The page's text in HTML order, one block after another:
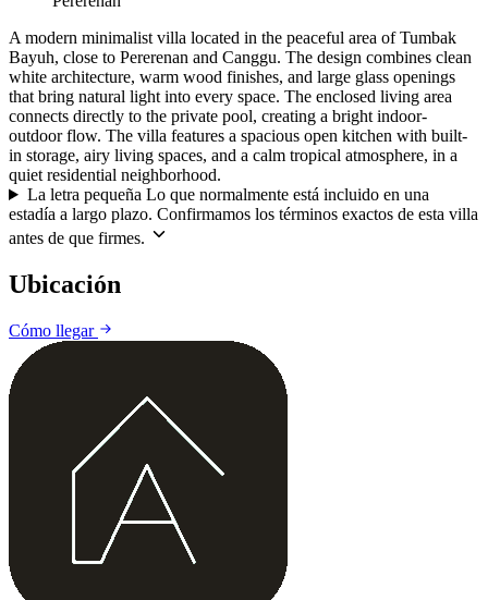
A modern minimalist villa located in the peaceful area of Tumbak
Bayuh, close to Pererenan and Canggu. The design combines clean
white architecture, warm wood finishes, and large glass openings
that bring natural light into every space. The enclosed living area
connects directly to the private pool, creating a bright indoor-
outdoor flow. The villa features a spacious open kitchen with built-
in storage, airy living spaces, and a calm tropical atmosphere, in a
quiet residential neighborhood.
La letra pequeña Lo que normalmente está incluido en una
estadía a largo plazo. Confirmamos los términos exactos de esta villa
antes de que firmes.
Ubicación
Cómo llegar